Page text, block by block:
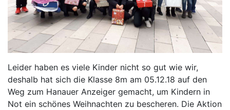
Leider haben es viele Kinder nicht so gut wie wir,
deshalb hat sich die Klasse 8m am 05.12.18 auf den
Weg zum Hanauer Anzeiger gemacht, um Kindern in
Not ein schönes Weihnachten zu bescheren. Die Aktion